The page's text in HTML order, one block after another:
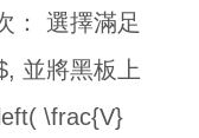
： 選擇滿足
並將黑板上
\frac{V}